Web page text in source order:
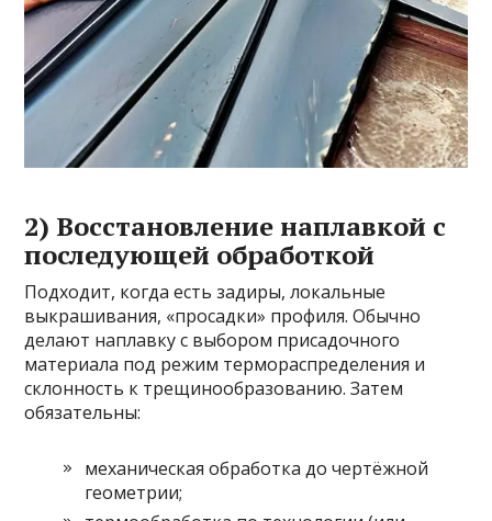
2) Восстановление наплавкой с
последующей обработкой
Подходит, когда есть задиры, локальные
выкрашивания, «просадки» профиля. Обычно
делают наплавку с выбором присадочного
материала под режим термораспределения и
склонность к трещинообразованию. Затем
обязательны:
механическая обработка до чертёжной
геометрии;